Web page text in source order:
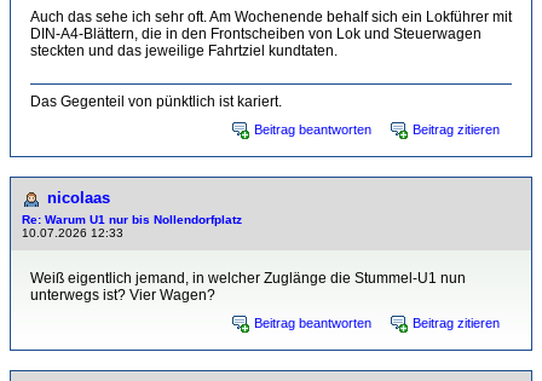
Auch das sehe ich sehr oft. Am Wochenende behalf sich ein Lokführer mit
DIN-A4-Blättern, die in den Frontscheiben von Lok und Steuerwagen
steckten und das jeweilige Fahrtziel kundtaten.
Das Gegenteil von pünktlich ist kariert.
Beitrag beantworten Beitrag zitieren
nicolaas
Re: Warum U1 nur bis Nollendorfplatz
10.07.2026 12:33
Weiß eigentlich jemand, in welcher Zuglänge die Stummel-U1 nun
unterwegs ist? Vier Wagen?
Beitrag beantworten Beitrag zitieren